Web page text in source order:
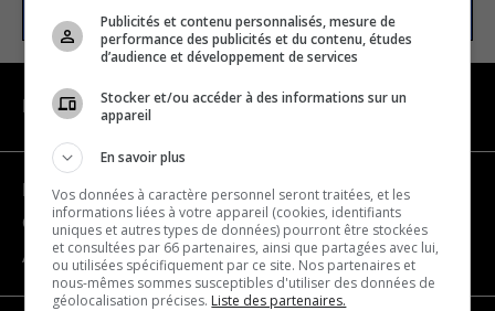
NAVIGATION
Become a partner
Contact us
About us
Publicités et contenu personnalisés, mesure de
performance des publicités et du contenu, études
d’audience et développement de services
Stocker et/ou accéder à des informations sur un
appareil
En savoir plus
Vos données à caractère personnel seront traitées, et les
informations liées à votre appareil (cookies, identifiants
uniques et autres types de données) pourront être stockées
et consultées par 66 partenaires, ainsi que partagées avec lui,
ou utilisées spécifiquement par ce site. Nos partenaires et
nous-mêmes sommes susceptibles d'utiliser des données de
géolocalisation précises. Liste des partenaires.